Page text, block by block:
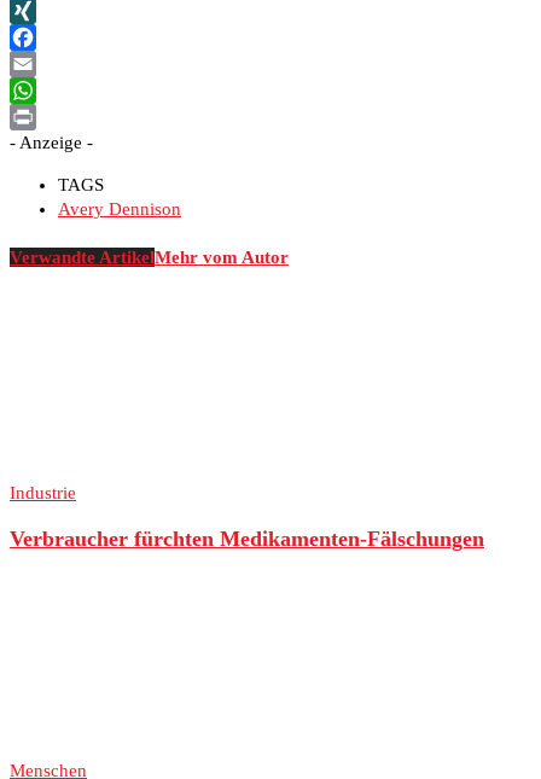
LinkedIn
XING
Facebook
Email
WhatsApp
Print
- Anzeige -
TAGS
Avery Dennison
Verwandte ArtikelMehr vom Autor
Industrie
Verbraucher fürchten Medikamenten-Fälschungen
Menschen